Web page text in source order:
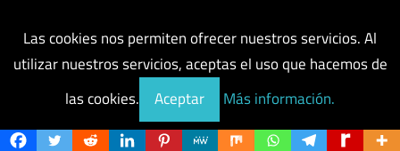
Comentarios recientes
Las cookies nos permiten ofrecer nuestros servicios. Al
utilizar nuestros servicios, aceptas el uso que hacemos de
las cookies.
Aceptar Más información.